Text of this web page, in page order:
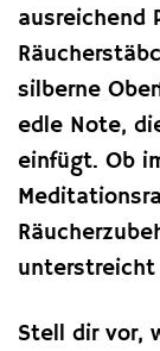
ausreichend
silberne
edle Note,
einfügt. Ob
unterstreicht
Stell dir vor,